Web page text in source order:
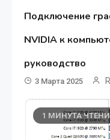
Подключение
NVIDIA к
руководство
3 Марта 2025
1 МИНУТА